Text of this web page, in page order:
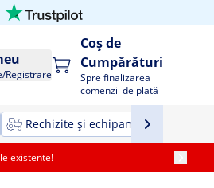
Registrare
Coș de
Cumpărături
Spre finalizarea
comenzii de plată
Rechizite și echipamente agricole
existente!